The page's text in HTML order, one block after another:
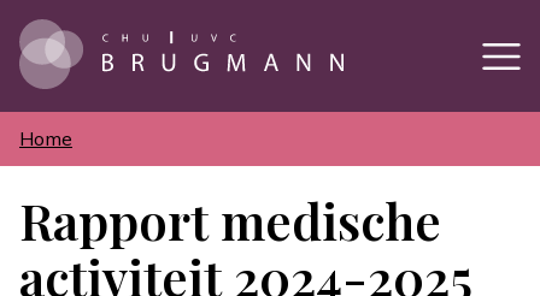
en
naar
de
gaan
Kruimelpad
Home
Rapport medische
activiteit 2024-2025